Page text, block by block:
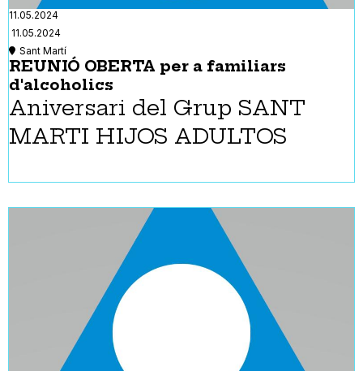
11.05.2024
11.05.2024
Sant Martí
REUNIÓ OBERTA per a familiars
d'alcoholics
Aniversari del Grup SANT
MARTI HIJOS ADULTOS